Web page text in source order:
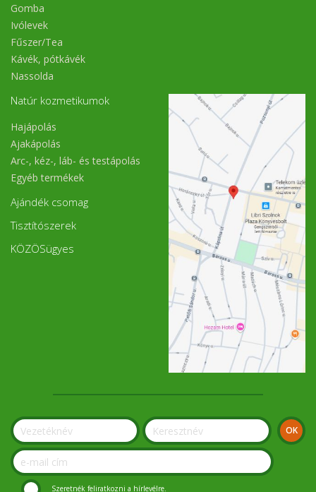
Gomba
Ivólevek
Fűszer/Tea
Kávék, pótkávék
Nassolda
Natúr kozmetikumok
Hajápolás
Ajakápolás
Arc-, kéz-, láb- és testápolás
Egyéb termékek
Ajándék csomag
Tisztítószerek
KÖZÖSügyes
Szeretnék feliratkozni a hírlevélre.